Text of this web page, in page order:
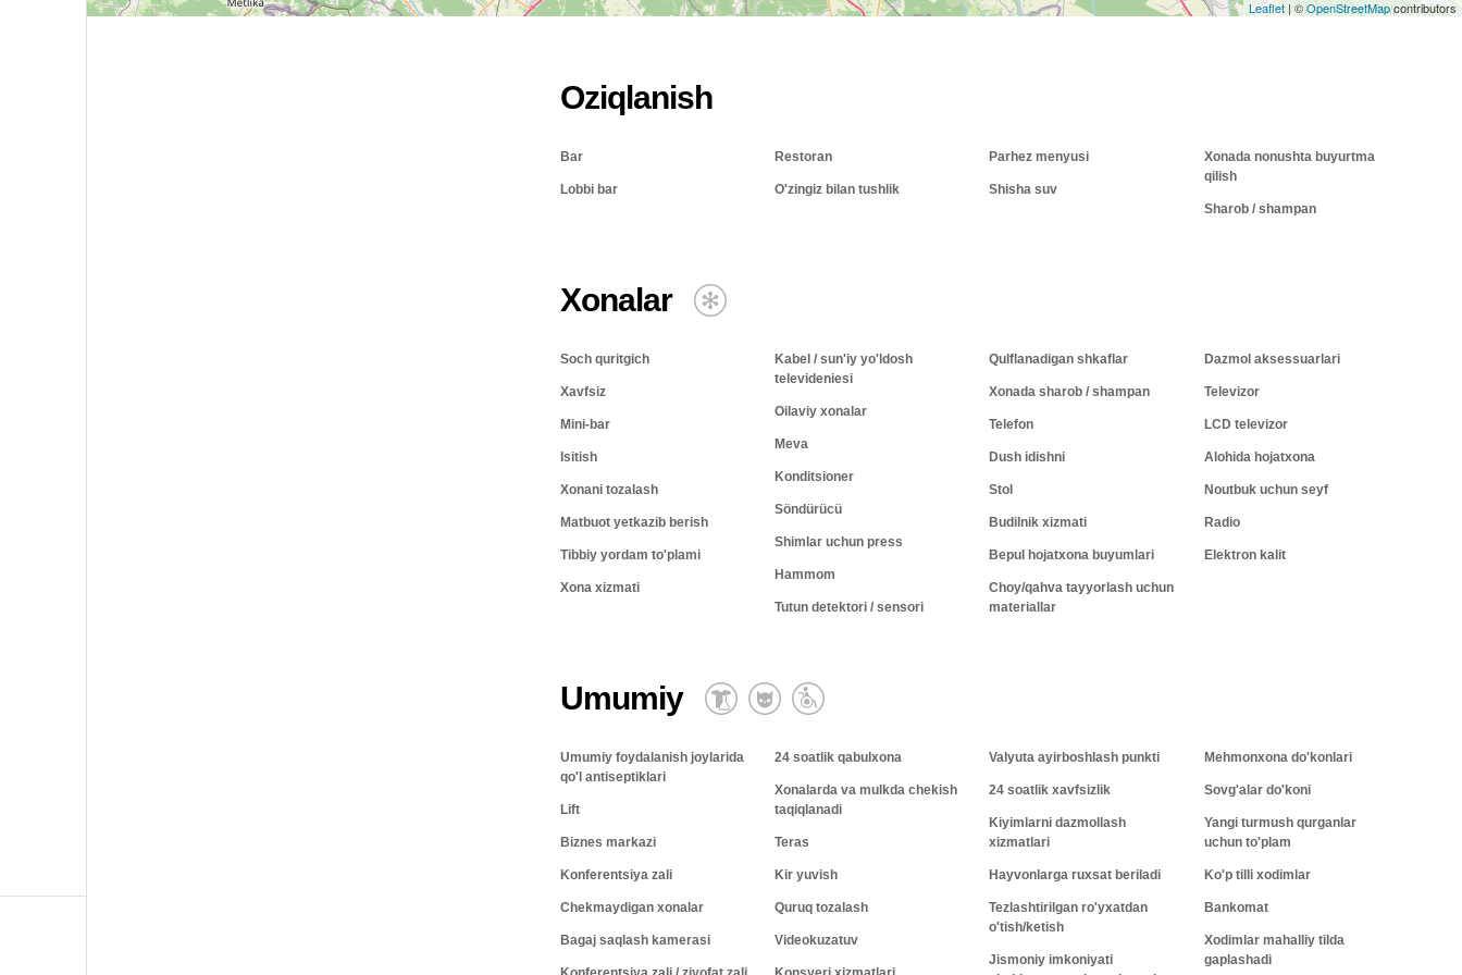
Leaflet | ©OpenStreetMapcontributors
Oziqlanish
Bar
Lobbi bar
Restoran
O'zingiz bilan tushlik
Parhez menyusi
Shisha suv
Xonada nonushta buyurtma
qilish
Sharob / shampan
Xonalar
Soch quritgich
Xavfsiz
Mini-bar
Isitish
Xonani tozalash
Matbuot yetkazib berish
Tibbiy yordam to'plami
Xona xizmati
Kabel / sun'iy yo'ldosh
televideniesi
Oilaviy xonalar
Meva
Konditsioner
Söndürücü
Shimlar uchun press
Hammom
Tutun detektori / sensori
Qulflanadigan shkaflar
Xonada sharob / shampan
Telefon
Dush idishni
Stol
Budilnik xizmati
Bepul hojatxona buyumlari
Choy/qahva tayyorlash uchun
materiallar
Dazmol aksessuarlari
Televizor
LCD televizor
Alohida hojatxona
Noutbuk uchun seyf
Radio
Elektron kalit
Umumiy
Umumiy foydalanish joylarida
qo'l antiseptiklari
Lift
Biznes markazi
Konferentsiya zali
Chekmaydigan xonalar
Bagaj saqlash kamerasi
24 soatlik qabulxona
Xonalarda va mulkda chekish
taqiqlanadi
Teras
Kir yuvish
Quruq tozalash
Videokuzatuv
Valyuta ayirboshlash punkti
24 soatlik xavfsizlik
Kiyimlarni dazmollash
xizmatlari
Hayvonlarga ruxsat beriladi
Tezlashtirilgan ro'yxatdan
o'tish/ketish
Jismoniy imkoniyati
Mehmonxona do'konlari
Sovg'alar do'koni
Yangi turmush qurganlar
uchun to'plam
Ko'p tilli xodimlar
Bankomat
Xodimlar mahalliy tilda
gaplashadi